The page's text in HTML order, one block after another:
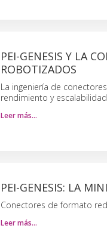
PEI-GENESIS Y LA
ROBOTIZADOS
La ingeniería de
rendimiento y
Leer más…
PEI-GENESIS: LA
Conectores de formato
Leer más…